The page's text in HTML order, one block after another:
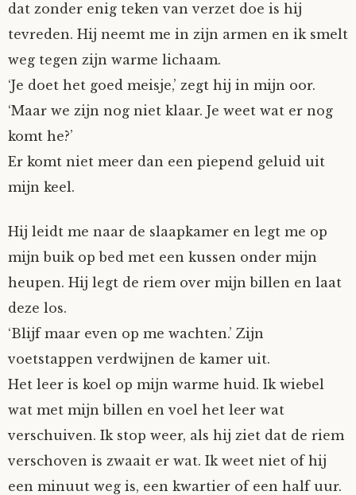
dat zonder enig teken van verzet doe is hij
tevreden. Hij neemt me in zijn armen en ik smelt
weg tegen zijn warme lichaam.
‘Je doet het goed meisje,’ zegt hij in mijn oor.
‘Maar we zijn nog niet klaar. Je weet wat er nog
komt he?’
Er komt niet meer dan een piepend geluid uit
mijn keel.
Hij leidt me naar de slaapkamer en legt me op
mijn buik op bed met een kussen onder mijn
heupen. Hij legt de riem over mijn billen en laat
deze los.
‘Blijf maar even op me wachten.’ Zijn
voetstappen verdwijnen de kamer uit.
Het leer is koel op mijn warme huid. Ik wiebel
wat met mijn billen en voel het leer wat
verschuiven. Ik stop weer, als hij ziet dat de riem
verschoven is zwaait er wat. Ik weet niet of hij
een minuut weg is, een kwartier of een half uur.